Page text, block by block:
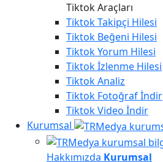
Tiktok Araçları
TiktokTakipçi Hilesi
Tiktok Beğeni Hilesi
TiktokYorum Hilesi
Tiktokİzlenme Hilesi
TiktokAnaliz
Tiktok Fotoğraf İndir
TiktokVideo İndir
Kurumsal
Hakkımızda Kurumsal